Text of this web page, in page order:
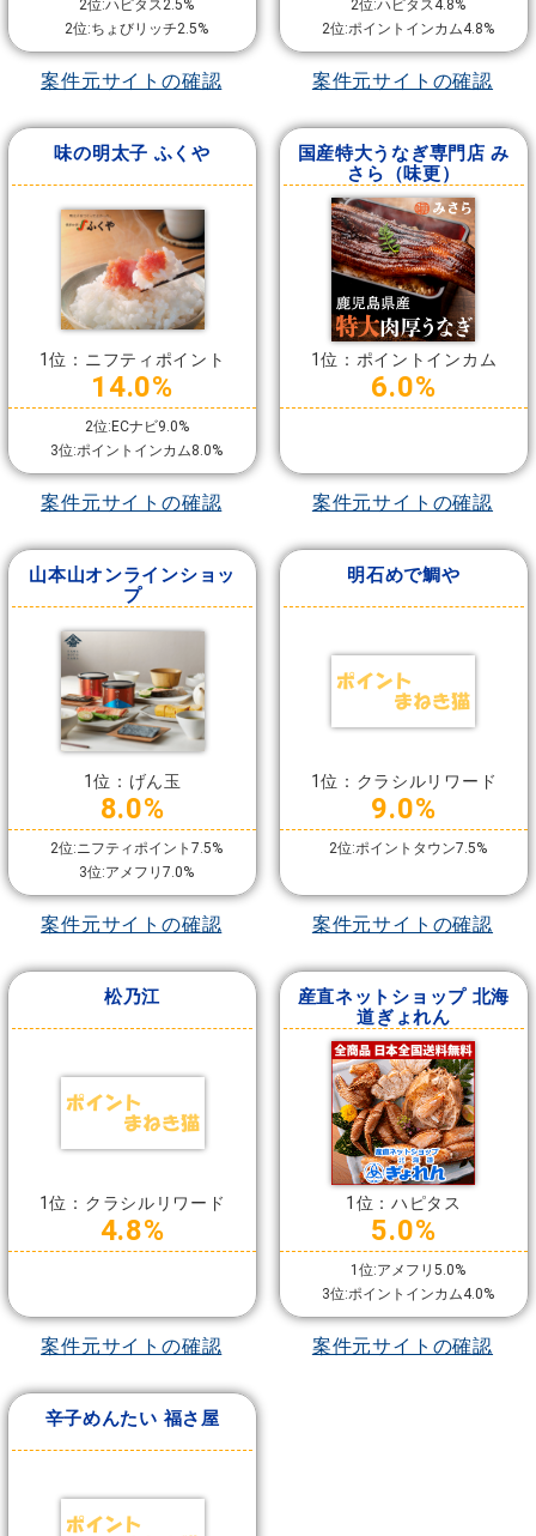
2位:ハピタス2.5%
2位:ちょびリッチ2.5%
案件元サイトの確認
2位:ハピタス4.8%
2位:ポイントインカム4.8%
案件元サイトの確認
味の明太子 ふくや
1位：ニフティポイント
14.0%
2位:ECナビ9.0%
3位:ポイントインカム8.0%
案件元サイトの確認
国産特大うなぎ専門店 み
さら（味更）
1位：ポイントインカム
6.0%
案件元サイトの確認
山本山オンラインショッ
プ
1位：げん玉
8.0%
2位:ニフティポイント7.5%
3位:アメフリ7.0%
案件元サイトの確認
明石めで鯛や
1位：クラシルリワード
9.0%
2位:ポイントタウン7.5%
案件元サイトの確認
松乃江
1位：クラシルリワード
4.8%
案件元サイトの確認
産直ネットショップ 北海
道ぎょれん
1位：ハピタス
5.0%
1位:アメフリ5.0%
3位:ポイントインカム4.0%
案件元サイトの確認
辛子めんたい 福さ屋